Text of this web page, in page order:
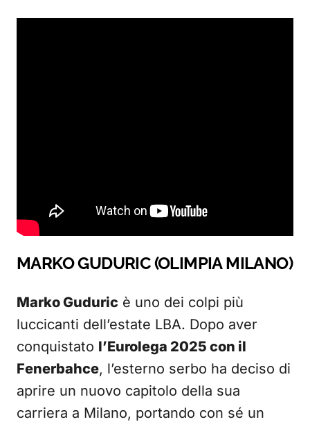
MARKO GUDURIC (OLIMPIA MILANO)
Marko Guduric è uno dei colpi più
luccicanti dell’estate LBA. Dopo aver
conquistato l’Eurolega 2025 con il
Fenerbahce, l’esterno serbo ha deciso di
aprire un nuovo capitolo della sua
carriera a Milano, portando con sé un